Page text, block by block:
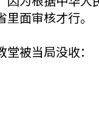
面审核才行。
被当局没收